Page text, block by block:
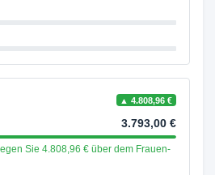
▲ 4.808,96 €
3.793,00 €
Sie 4.808,96 € über dem Frauen-